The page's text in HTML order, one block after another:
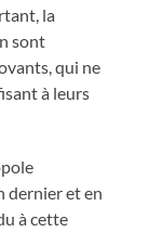
la
sont
qui ne
à leurs
dernier et en
à cette